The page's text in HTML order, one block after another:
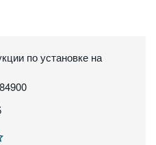
по установке на